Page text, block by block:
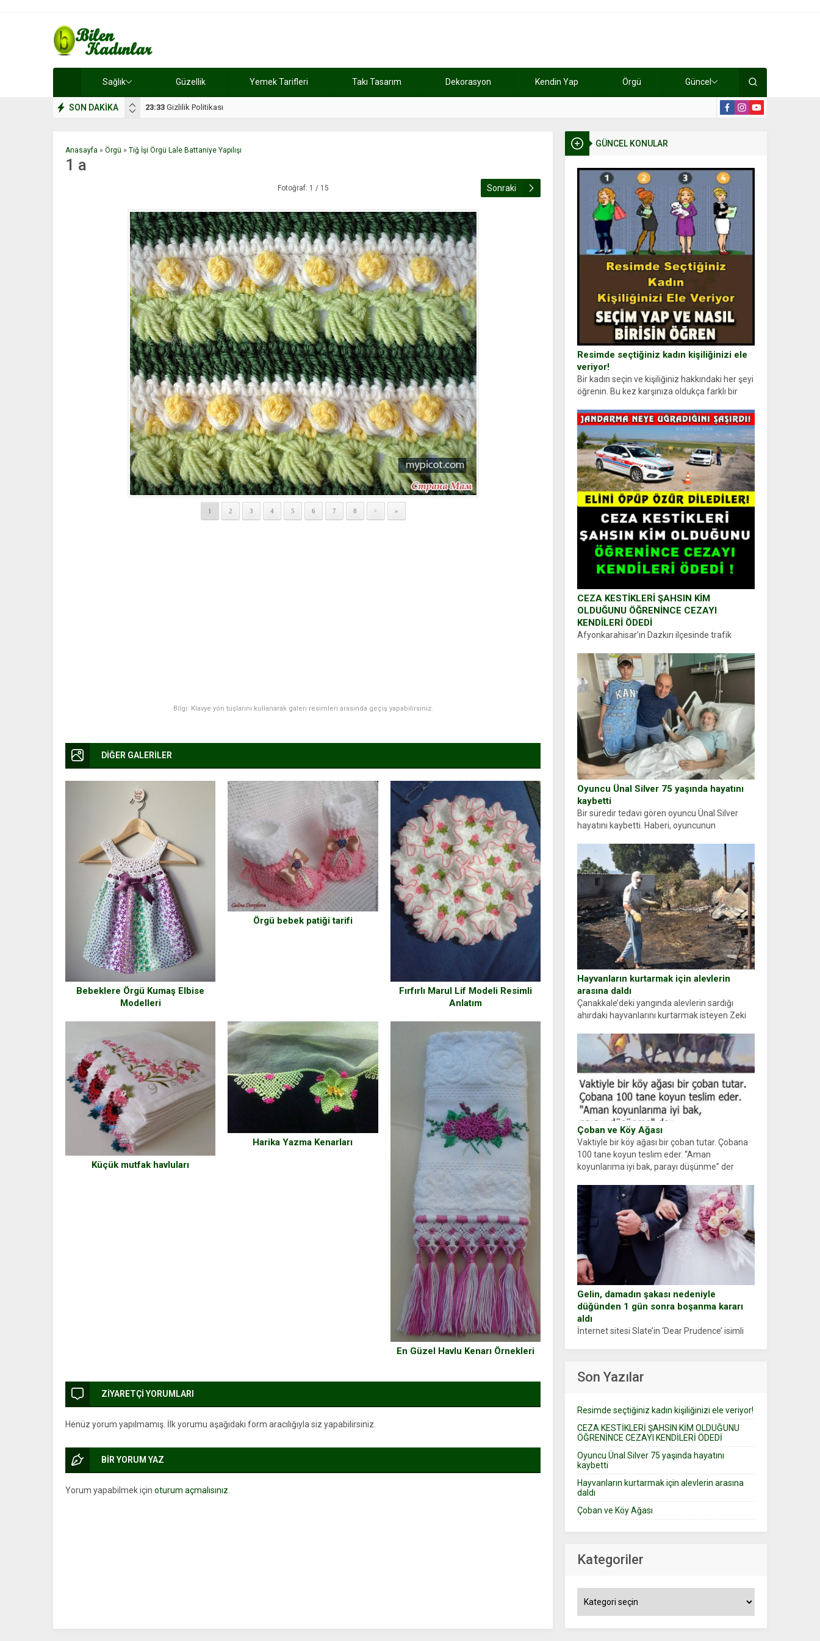
Sağlık Güzellik Yemek Tarifleri Takı Tasarım Dekorasyon Kendin Yap Örgü Güncel
SON DAKİKA 17:08 Dilan, düğününe 5 gün kala hayatını kaybetti
GÜNCEL KONULAR
Resimde seçtiğiniz kadın kişiliğinizi ele
veriyor!
Bir kadın seçin ve kişiliğiniz hakkındaki her şeyi
öğrenin. Bu kez karşınıza oldukça farklı bir
kadın figürlerinden dikkatinizi en...
CEZA KESTİKLERİ ŞAHSIN KİM
OLDUĞUNU ÖĞRENİNCE CEZAYI
KENDİLERİ ÖDEDİ
Afyonkarahisar’ın Dazkırı ilçesinde trafik
durdurdukları bir otomobilin sürücüsünden
ehliyet ve ruhsat sorup belgelerini istedi.
Sürücü Abdurrahman Ö.nün verdiği evraklarda
eksik olduğunu...
Oyuncu Ünal Silver 75 yaşında hayatını
kaybetti
Bir süredir tedavi gören oyuncu Ünal Silver
hayatını kaybetti. Haberi, oyuncunun
sosyal medya hesabında “Usta Oyuncumuz ve
çok değerli dostumuz...
Hayvanların kurtarmak için alevlerin
arasına daldı
Çanakkale’deki yangında alevlerin sardığı
ahırdaki hayvanlarını kurtarmak isteyen Zeki
ellerinde yanıklar oluşan Demir, kâbus dolu
anları anlattı… Merkeze bağlı...
Çoban ve Köy Ağası
Vaktiyle bir köy ağası bir çoban tutar. Çobana
100 tane koyun teslim eder. “Aman
koyunlarıma iyi bak, parayı düşünme” der
Gelin, damadın şakası nedeniyle
düğünden 1 gün sonra boşanma kararı
aldı
İnternet sitesi Slate’in ‘Dear Prudence’ isimli
Son Yazılar
Resimde seçtiğiniz kadın kişiliğinizi ele veriyor!
CEZA KESTİKLERİ ŞAHSIN KİM OLDUĞUNU
ÖĞRENİNCE CEZAYI KENDİLERİ ÖDEDİ
Oyuncu Ünal Silver 75 yaşında hayatını
kaybetti
Hayvanların kurtarmak için alevlerin arasına
daldı
Çoban ve Köy Ağası
Kategoriler
Anasayfa » Örgü » Tığ İşi Örgü Lale Battaniye Yapılışı
1 a
Fotoğraf: 1 / 15 Sonraki
1 2 3 4 5 6 7 8 > »
Bilgi: Klavye yön tuşlarını kullanarak galeri resimleri arasında geçiş yapabilirsiniz.
DİĞER GALERİLER
Bebeklere Örgü Kumaş Elbise
Modelleri
Örgü bebek patiği tarifi
Fırfırlı Marul Lif Modeli Resimli
Anlatım
Küçük mutfak havluları
Harika Yazma Kenarları
En Güzel Havlu Kenarı Örnekleri
ZİYARETÇİ YORUMLARI
Henüz yorum yapılmamış. İlk yorumu aşağıdaki form aracılığıyla siz yapabilirsiniz.
BİR YORUM YAZ
Yorum yapabilmek için oturum açmalısınız